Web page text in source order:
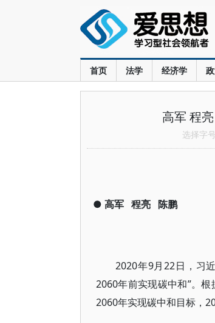
首页 法学 经济学
高军 程
选择字
● 高军 程亮 陈鹏
2020年9月22日，习
2060年前实现碳中和”。
2060年实现碳中和目标，